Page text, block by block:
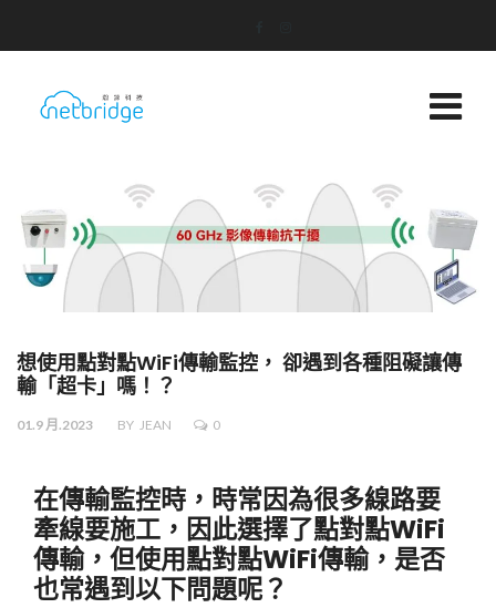
想使用點對點WiFi傳輸監控， 卻遇到各種阻礙讓傳
輸「超卡」嗎！？
01.9 月.2023 BY JEAN 0
在傳輸監控時，時常因為很多線路要
牽線要施工，因此選擇了點對點WiFi
傳輸，但使用點對點WiFi傳輸，是否
也常遇到以下問題呢？